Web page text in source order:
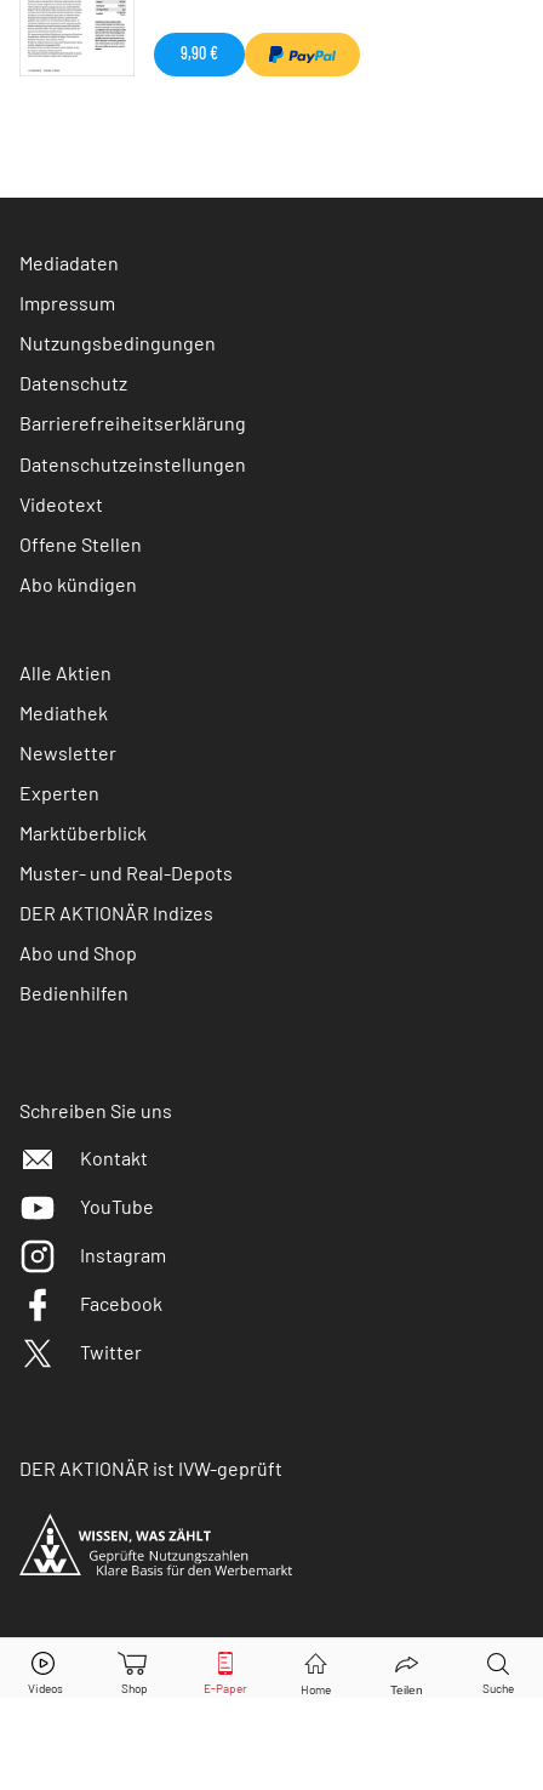
9,90 €
Mediadaten
Impressum
Nutzungsbedingungen
Datenschutz
Barrierefreiheitserklärung
Datenschutzeinstellungen
Videotext
Offene Stellen
Abo kündigen
Alle Aktien
Mediathek
Newsletter
Experten
Marktüberblick
Muster- und Real-Depots
DER AKTIONÄR Indizes
Abo und Shop
Bedienhilfen
Schreiben Sie uns
Kontakt
YouTube
Instagram
Facebook
Twitter
DER AKTIONÄR ist IVW-geprüft
© Copyright 2026 Börsenmedien AG. Alle Rechte